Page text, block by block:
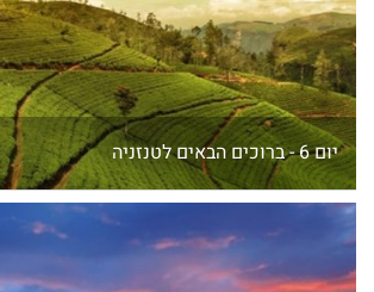
יום 6 - ברוכים הבאים לטנזניה